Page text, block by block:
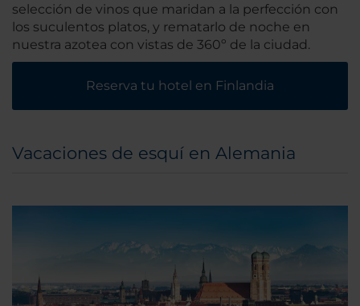
selección de vinos que maridan a la perfección con
los suculentos platos, y rematarlo de noche en
nuestra azotea con vistas de 360º de la ciudad.
Reserva tu hotel en Finlandia
Vacaciones de esquí en Alemania